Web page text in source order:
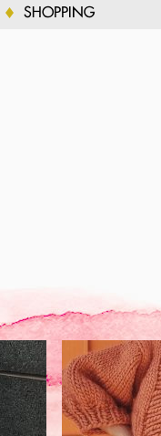
SHOPPING